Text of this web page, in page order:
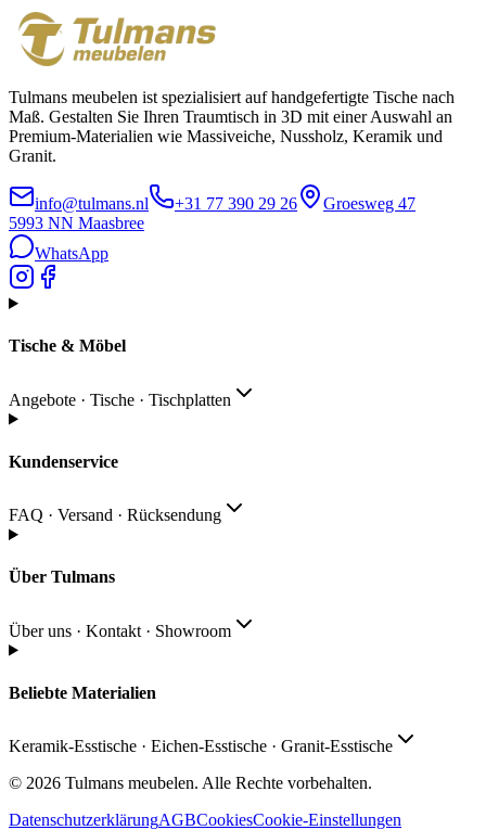
Tulmans meubelen ist spezialisiert auf handgefertigte Tische nach
Maß. Gestalten Sie Ihren Traumtisch in 3D mit einer Auswahl an
Premium-Materialien wie Massiveiche, Nussholz, Keramik und
Granit.
info@tulmans.nl +31 77 390 29 26
Groesweg 47
5993 NN Maasbree
WhatsApp
Tische & Möbel
Angebote · Tische · Tischplatten
Kundenservice
FAQ · Versand · Rücksendung
Über Tulmans
Über uns · Kontakt · Showroom
Beliebte Materialien
Keramik-Esstische · Eichen-Esstische · Granit-Esstische
© 2026 Tulmans meubelen. Alle Rechte vorbehalten.
DatenschutzerklärungAGBCookiesCookie-Einstellungen